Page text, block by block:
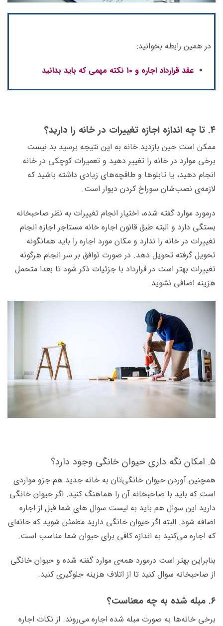
در همین رابطه بخوانید:
عقد قرارداد اجاره و ۱۰ نکته مهمی که باید بدانید
۴. تا چه اندازه اجازه تغییرات در خانه را دارید؟
ممکن است حین بازدید خانه به این نتیجه برسید بد نیست
برخی موارد در خانه را تغییر دهید و تعمیرات کوچکی در خانه
انجام دهید، یا تابلوها و طاقچه‌های زیادی داشته باشید که
لازمه‌ی نصب‌شان سوراخ کردن دیوار است.
درمورد موارد گفته شده، اختیار انجام تغییرات به نظر صاحبخانه
بستگی دارد و البته طبق قانون اجاره خانه مستاجر اجازه انجام
تغییرات در خانه را ندارد و مکان مورد اجاره را باید همانگونه
تحویل گرفته تحویل دهد. در صورت توافق بر سر انجام هرگونه
تغییرات بهتر است در قرارداد با جزئیات ذکر شود تا بعدا متحمل
هزینه اضافی نشوید.
۵. امکان نگه داری حیوان خانگی وجود دارد؟
همچنین آوردن حیوان خانگی‌تان به خانه جدید هم جزو مواردی
است که باید با صاحبخانه آن را هماهنگ کنید. اگر حیوان خانگی
دارید این سوال هم باید به لیست سوال های شما قبل از اجاره
اضافه شود. البته اگر حیوان خانگی دارید مطمئن شوید که خانه‌ای
که اجاره می‌کنید به اندازه کافی برای حیوان شما مناسب است.
بنابراین بهتر است درمورد همه‌ی موارد گفته شده و حیوان خانگی
از صاحبخانه سوال کنید تا از اتلاف هزینه جلوگیری کنید.
۶. مبله شده به چه معناست؟
برخی خانه‌ها به صورت مبله شده اجاره می‌روند. از نکات اجاره